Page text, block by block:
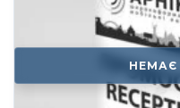
НЕМАЄ